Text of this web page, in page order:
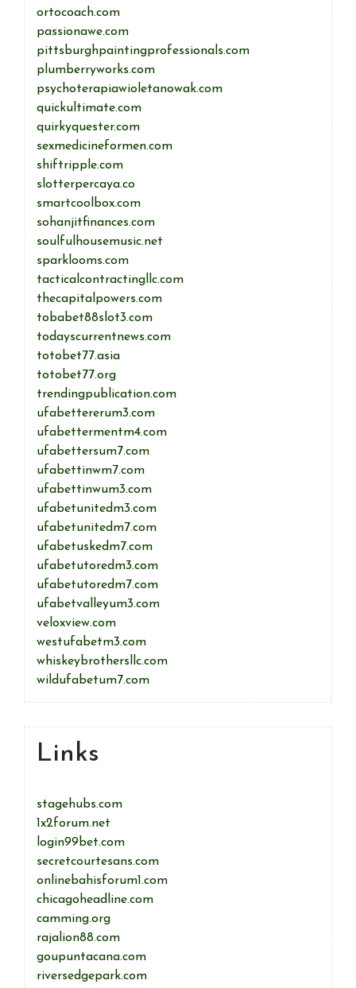
ortocoach.com
passionawe.com
pittsburghpaintingprofessionals.com
plumberryworks.com
psychoterapiawioletanowak.com
quickultimate.com
quirkyquester.com
sexmedicineformen.com
shiftripple.com
slotterpercaya.co
smartcoolbox.com
sohanjitfinances.com
soulfulhousemusic.net
sparklooms.com
tacticalcontractingllc.com
thecapitalpowers.com
tobabet88slot3.com
todayscurrentnews.com
totobet77.asia
totobet77.org
trendingpublication.com
ufabettererum3.com
ufabettermentm4.com
ufabettersum7.com
ufabettinwm7.com
ufabettinwum3.com
ufabetunitedm3.com
ufabetunitedm7.com
ufabetuskedm7.com
ufabetutoredm3.com
ufabetutoredm7.com
ufabetvalleyum3.com
veloxview.com
westufabetm3.com
whiskeybrothersllc.com
wildufabetum7.com
Links
stagehubs.com
1x2forum.net
login99bet.com
secretcourtesans.com
onlinebahisforum1.com
chicagoheadline.com
camming.org
rajalion88.com
goupuntacana.com
riversedgepark.com